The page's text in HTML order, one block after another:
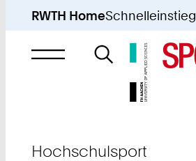
RWTH HomeSchnelleinstieg
Suche
nach
Hochschulsport